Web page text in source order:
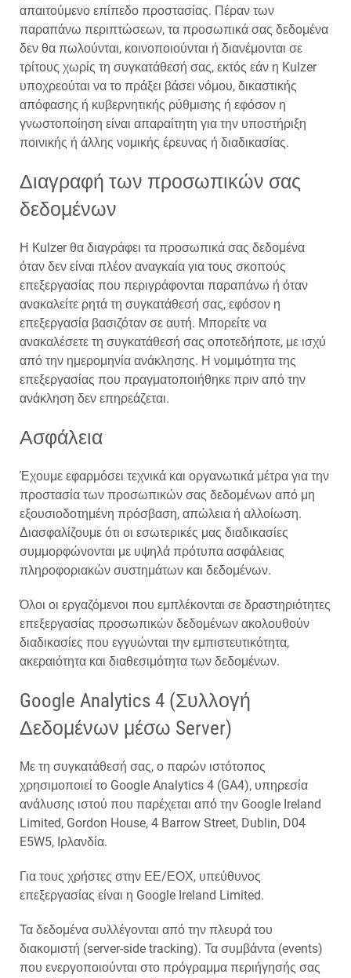
απαιτούμενο επίπεδο προστασίας. Πέραν των
παραπάνω περιπτώσεων, τα προσωπικά σας δεδομένα
δεν θα πωλούνται, κοινοποιούνται ή διανέμονται σε
τρίτους χωρίς τη συγκατάθεσή σας, εκτός εάν η Kulzer
υποχρεούται να το πράξει βάσει νόμου, δικαστικής
απόφασης ή κυβερνητικής ρύθμισης ή εφόσον η
γνωστοποίηση είναι απαραίτητη για την υποστήριξη
ποινικής ή άλλης νομικής έρευνας ή διαδικασίας.
Διαγραφή των προσωπικών σας
δεδομένων
Η Kulzer θα διαγράφει τα προσωπικά σας δεδομένα
όταν δεν είναι πλέον αναγκαία για τους σκοπούς
επεξεργασίας που περιγράφονται παραπάνω ή όταν
ανακαλείτε ρητά τη συγκατάθεσή σας, εφόσον η
επεξεργασία βασιζόταν σε αυτή. Μπορείτε να
ανακαλέσετε τη συγκατάθεσή σας οποτεδήποτε, με ισχύ
από την ημερομηνία ανάκλησης. Η νομιμότητα της
επεξεργασίας που πραγματοποιήθηκε πριν από την
ανάκληση δεν επηρεάζεται.
Ασφάλεια
Έχουμε εφαρμόσει τεχνικά και οργανωτικά μέτρα για την
προστασία των προσωπικών σας δεδομένων από μη
εξουσιοδοτημένη πρόσβαση, απώλεια ή αλλοίωση.
Διασφαλίζουμε ότι οι εσωτερικές μας διαδικασίες
συμμορφώνονται με υψηλά πρότυπα ασφάλειας
πληροφοριακών συστημάτων και δεδομένων.
Όλοι οι εργαζόμενοι που εμπλέκονται σε δραστηριότητες
επεξεργασίας προσωπικών δεδομένων ακολουθούν
διαδικασίες που εγγυώνται την εμπιστευτικότητα,
ακεραιότητα και διαθεσιμότητα των δεδομένων.
Google Analytics 4 (Συλλογή
Δεδομένων μέσω Server)
Με τη συγκατάθεσή σας, ο παρών ιστότοπος
χρησιμοποιεί το Google Analytics 4 (GA4), υπηρεσία
ανάλυσης ιστού που παρέχεται από την Google Ireland
Limited, Gordon House, 4 Barrow Street, Dublin, D04
E5W5, Ιρλανδία.
Για τους χρήστες στην ΕΕ/ΕΟΧ, υπεύθυνος
επεξεργασίας είναι η Google Ireland Limited.
Τα δεδομένα συλλέγονται από την πλευρά του
διακομιστή (server-side tracking). Τα συμβάντα (events)
που ενεργοποιούνται στο πρόγραμμα περιήγησής σας